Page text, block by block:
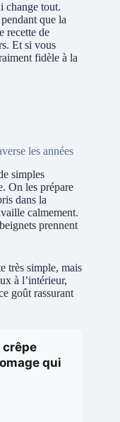
change tout.
que la
recette de
Et si vous
fidèle à la
les années
simples
On les prépare
dans la
calmement.
prennent
très simple, mais
à l’intérieur,
goût rassurant
crêpe
qui